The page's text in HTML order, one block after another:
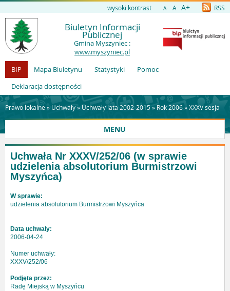
wysoki kontrast A- A A+ RSS
Biuletyn Informacji
Publicznej
Gmina Myszyniec :
www.myszyniec.pl
BIP
Mapa Biuletynu Statystyki
Pomoc
Deklaracja dostępności
Prawo lokalne » Uchwały» Uchwały lata 2002-2015»Rok 2006»XXXV sesja
MENU
Uchwała Nr XXXV/252/06 (w sprawie
udzielenia absolutorium Burmistrzowi
Myszyńca)
W sprawie:
udzielenia absolutorium Burmistrzowi Myszyńca
Data uchwały:
2006-04-24
Numer uchwały:
XXXV/252/06
Podjęta przez:
Radę Miejską w Myszyńcu